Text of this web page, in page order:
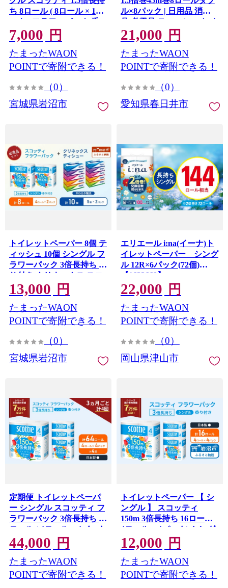
ち 8ロール ( 8ロール × 1パ
ック ) フラワーパック 香
り付き [№5704-1892]
7,000 円
たまったWAON
POINTで寄附できる！
（0）
宮城県岩沼市
ル×8パック | 日用品 消耗
品 必需品 ティッシュ トイ
レットペーパー トイレッ
トロール ダブル 無香料 ス
トック 花粉症 花粉 防災 備
蓄 まとめ買い 全国 発送 一
21,000 円
たまったWAON
POINTで寄附できる！
（0）
愛知県春日井市
トイレットペーパー 8個 テ
ィッシュ 10個 シングル フ
ラワーパック 3倍長持ち 香
り付き クリネックス スコ
ッティ セット 日用品 長持
ち 防災 備蓄 消耗品 生活雑
貨 生活用品 トイレット ペ
ーパー といれっとぺーぱ
ー トイペ といぺ ティッシ
ュペーパー てぃっしゅ
13,000 円
たまったWAON
POINTで寄附できる！
（0）
宮城県岩沼市
エリエール i:na(イーナ)ト
イレットペーパー シング
ル 12R×6パック(72個)
【1623669】
22,000 円
たまったWAON
POINTで寄附できる！
（0）
岡山県津山市
定期便 トイレットペーパ
ー シングル スコッティ フ
ラワーパック 3倍長持ち 64
ロール ( 4ロール × 4パック
) 《 3ヶ月ごと 計 4回 》香
り付き [№5704-1187]
44,000 円
たまったWAON
POINTで寄附できる！
トイレットペーパー 【 シ
ングル 】 スコッティ
150m 3倍長持ち 16ロール (
4ロール × 4パック) シング
ル ホワイト 香り付き 日用
品 防災 備蓄 消耗品 新生活
生活用品 生活雑貨 フラワ
ーパック といれっとぺー
ぱー トイペ といぺ トイレ
12,000 円
たまったWAON
POINTで寄附できる！